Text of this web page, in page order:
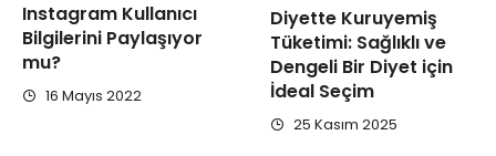
Instagram Kullanıcı
Bilgilerini Paylaşıyor
mu?
16 Mayıs 2022
Diyette Kuruyemiş
Tüketimi: Sağlıklı ve
Dengeli Bir Diyet için
İdeal Seçim
25 Kasım 2025